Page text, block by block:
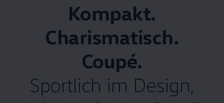
Kompakt.
Charismatisch.
Coupé.
Sportlich im Design,